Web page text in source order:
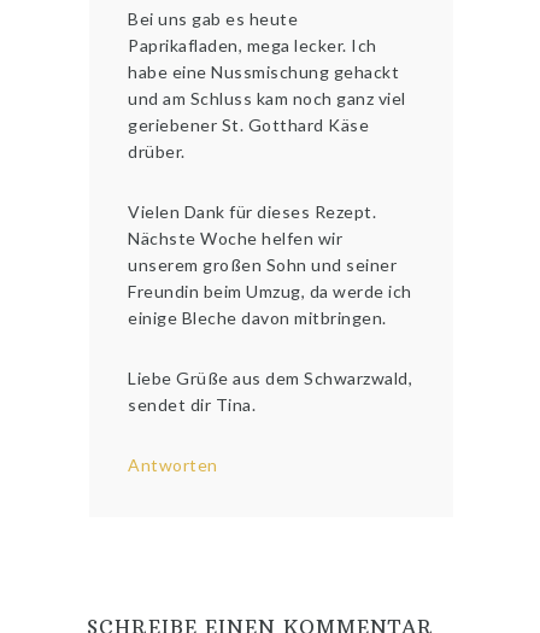
Bei uns gab es heute
Paprikafladen, mega lecker. Ich
habe eine Nussmischung gehackt
und am Schluss kam noch ganz viel
geriebener St. Gotthard Käse
drüber.
Vielen Dank für dieses Rezept.
Nächste Woche helfen wir
unserem großen Sohn und seiner
Freundin beim Umzug, da werde ich
einige Bleche davon mitbringen.
Liebe Grüße aus dem Schwarzwald,
sendet dir Tina.
Antworten
SCHREIBE EINEN KOMMENTAR